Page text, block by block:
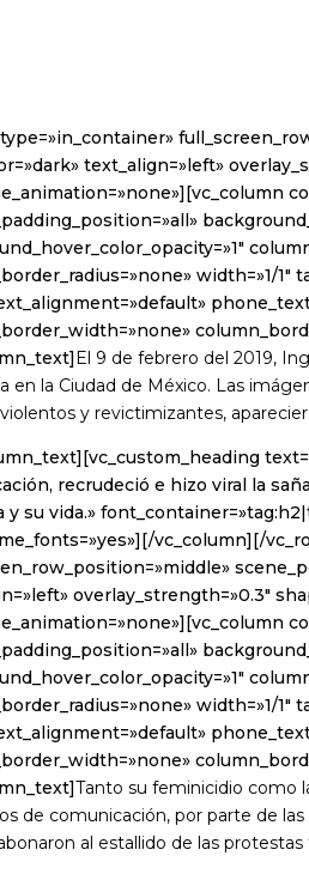
text_align=»left»
width=»1/
El 9 de febrero del 2019,
en la Ciudad de México. Las
y revictimizantes,
recrudeció e hizo viral la
y su vida.»
vc_column][/
overlay_strength=»0.3″
width=»1/
Tanto su feminicidio como
de comunicación, por parte de
al estallido de las